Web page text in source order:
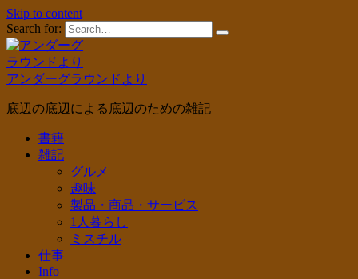
Skip to content
Search for:
アンダーグラウンドより
底辺の底辺による底辺のための雑記
書籍
雑記
グルメ
趣味
製品・商品・サービス
1人暮らし
ミスチル
仕事
Info